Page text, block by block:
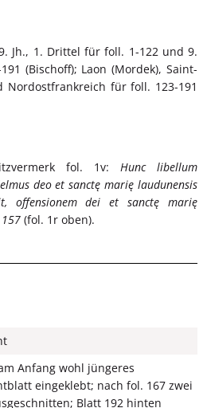
Jh., 1. Drittel für foll. 1-122 und 9.
(Bischoff); Laon (Mordek), Saint-
für foll. 123-191
fol. 1v: Hunc libellum
deo et sanctę marię laudunensis
offensionem dei et sanctę marię
(fol. 1r oben).
Anfang wohl jüngeres
eingeklebt; nach fol. 167 zwei
Blatt 192 hinten